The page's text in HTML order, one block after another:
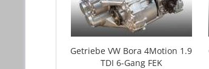
Getriebe VW Bora 4Motion 1.9
TDI 6-Gang FEK